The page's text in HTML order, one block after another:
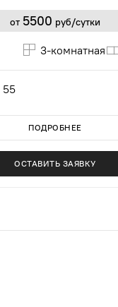
от 5500 руб/сутки
3-комнатная
55
ПОДРОБНЕЕ
ОСТАВИТЬ ЗАЯВКУ